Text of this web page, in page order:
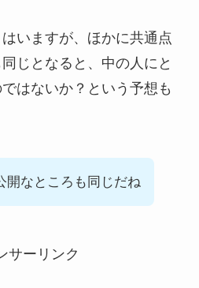
いますが、ほかに共通点
じとなると、中の人にと
はないか？という予想も
開なところも同じだね
サーリンク